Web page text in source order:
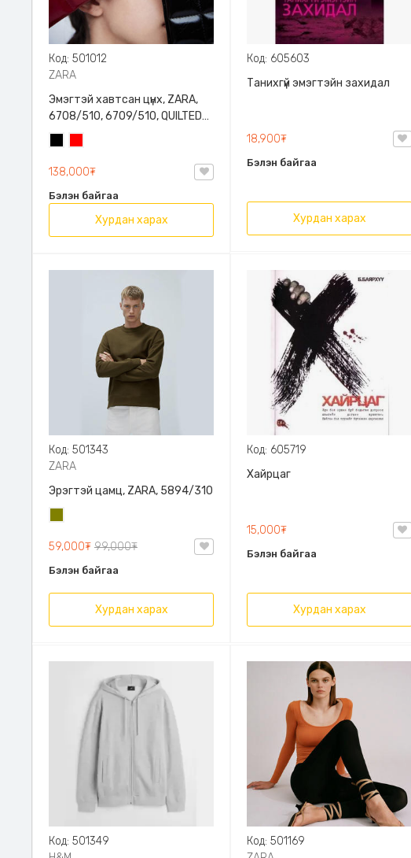
Код: 501012
ZARA
Эмэгтэй хавтсан цүнх, ZARA,
6708/510, 6709/510, QUILTED
CLUTCH BAGDETAILS, Лакан,
Гинжин оосортой
138,000₮
Бэлэн байгаа
Хурдан харах
Код: 605603
Танихгүй эмэгтэйн захидал
18,900₮
Бэлэн байгаа
Хурдан харах
Код: 501343
ZARA
Эрэгтэй цамц, ZARA, 5894/310
59,000₮ 99,000₮
Бэлэн байгаа
Хурдан харах
Код: 605719
Хайрцаг
15,000₮
Бэлэн байгаа
Хурдан харах
Код: 501349
Код: 501169